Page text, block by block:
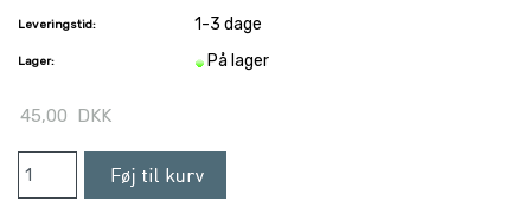
Leveringstid: 1-3 dage
Lager: På lager
45,00 DKK